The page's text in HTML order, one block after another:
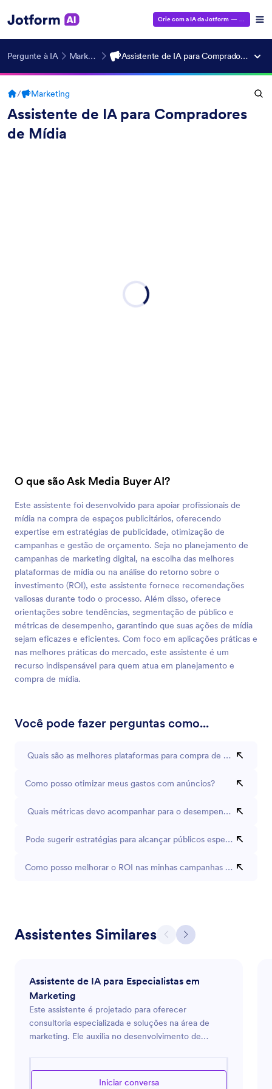
Crie com a IA da Jotform — É grátis!
Pergunte à IA Marketing Assistente de IA para Compradores de Mídia
/ Marketing
Assistente de IA para Compradores
de Mídia
O que são Ask Media Buyer AI?
Este assistente foi desenvolvido para apoiar profissionais de
mídia na compra de espaços publicitários, oferecendo
expertise em estratégias de publicidade, otimização de
campanhas e gestão de orçamento. Seja no planejamento de
campanhas de marketing digital, na escolha das melhores
plataformas de mídia ou na análise do retorno sobre o
investimento (ROI), este assistente fornece recomendações
valiosas durante todo o processo. Além disso, oferece
orientações sobre tendências, segmentação de público e
métricas de desempenho, garantindo que suas ações de mídia
sejam eficazes e eficientes. Com foco em aplicações práticas e
nas melhores práticas do mercado, este assistente é um
recurso indispensável para quem atua em planejamento e
compra de mídia.
Você pode fazer perguntas como...
Quais são as melhores plataformas para compra de mídia digital?
Como posso otimizar meus gastos com anúncios?
Quais métricas devo acompanhar para o desempenho de
Pode sugerir estratégias para alcançar públicos específicos?
Como posso melhorar o ROI nas minhas campanhas de mídia?
Assistentes Similares
Assistente de IA para Especialistas em
Marketing
Este assistente é projetado para oferecer
consultoria especializada e soluções na área de
marketing. Ele auxilia no desenvolvimento de
publicitárias. Seja para lançar um novo produto,
Iniciar conversa